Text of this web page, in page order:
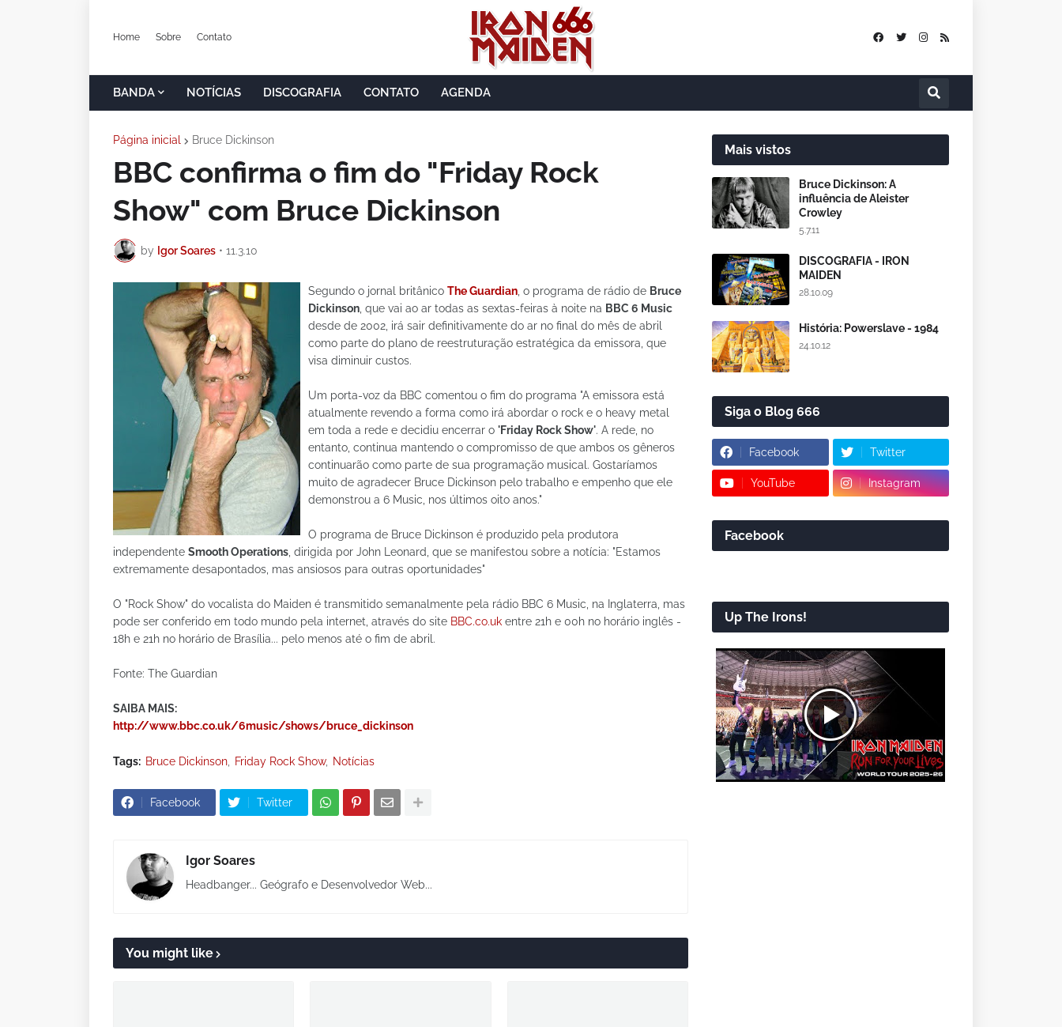
Home Sobre Contato
BANDA NOTÍCIAS DISCOGRAFIA CONTATO AGENDA
Página inicial Bruce Dickinson
BBC confirma o fim do "Friday Rock
Show" com Bruce Dickinson
by Igor Soares • 11.3.10
Segundo o jornal britânico The Guardian , o programa de rádio de Bruce
Dickinson , que vai ao ar todas as sextas-feiras à noite na BBC 6 Music
desde de 2002, irá sair definitivamente do ar no final do mês de abril
como parte do plano de reestruturação estratégica da emissora, que
visa diminuir custos.
Um porta-voz da BBC comentou o fim do programa "A emissora está
atualmente revendo a forma como irá abordar o rock e o heavy metal
em toda a rede e decidiu encerrar o 'Friday Rock Show'. A rede, no
entanto, continua mantendo o compromisso de que ambos os gêneros
continuarão como parte de sua programação musical. Gostaríamos
muito de agradecer Bruce Dickinson pelo trabalho e empenho que ele
demonstrou a 6 Music, nos últimos oito anos."
O programa de Bruce Dickinson é produzido pela produtora
independente Smooth Operations , dirigida por John Leonard, que se manifestou sobre a notícia: "Estamos
extremamente desapontados, mas ansiosos para outras oportunidades"
O "Rock Show" do vocalista do Maiden é transmitido semanalmente pela rádio BBC 6 Music, na Inglaterra, mas
pode ser conferido em todo mundo pela internet, através do site BBC.co.uk entre 21h e 00h no horário inglês -
18h e 21h no horário de Brasília... pelo menos até o fim de abril.
Fonte: The Guardian
SAIBA MAIS:
http://www.bbc.co.uk/6music/shows/bruce_dickinson
Tags: Bruce Dickinson Friday Rock Show Notícias
Facebook Twitter
Igor Soares
Headbanger... Geógrafo e Desenvolvedor Web...
You might like
Mais vistos
Bruce Dickinson: A
influência de Aleister
Crowley
5.7.11
DISCOGRAFIA - IRON
MAIDEN
28.10.09
História: Powerslave - 1984
24.10.12
Siga o Blog 666
Facebook Twitter
YouTube Instagram
Facebook
Up The Irons!